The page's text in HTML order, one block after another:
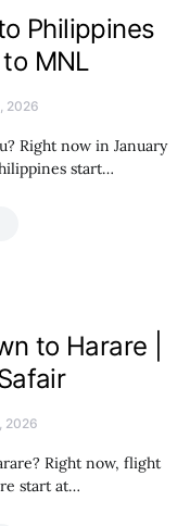
Philippines
MNL
2026
Right now in January
start…
to Harare |
2026
Right now, flight
start at…